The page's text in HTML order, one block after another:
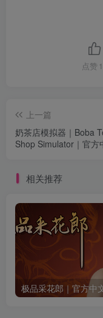
点赞
上一篇
奶茶店模拟器｜Boba
Shop Simulator｜官方
相关推荐